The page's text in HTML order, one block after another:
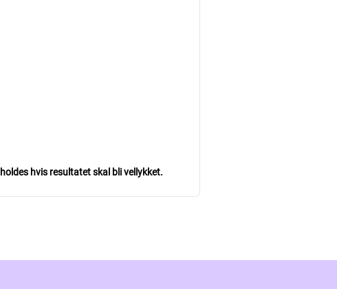
hvis resultatet skal bli vellykket.